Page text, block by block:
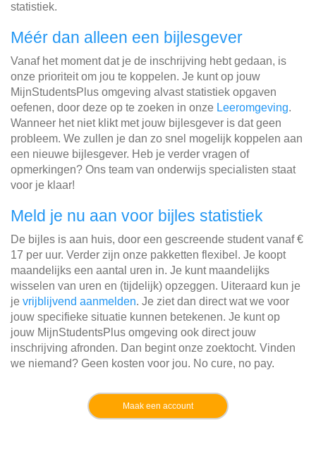
statistiek.
Méér dan alleen een bijlesgever
Vanaf het moment dat je de inschrijving hebt gedaan, is
onze prioriteit om jou te koppelen. Je kunt op jouw
MijnStudentsPlus omgeving alvast statistiek opgaven
oefenen, door deze op te zoeken in onze Leeromgeving.
Wanneer het niet klikt met jouw bijlesgever is dat geen
probleem. We zullen je dan zo snel mogelijk koppelen aan
een nieuwe bijlesgever. Heb je verder vragen of
opmerkingen? Ons team van onderwijs specialisten staat
voor je klaar!
Meld je nu aan voor bijles statistiek
De bijles is aan huis, door een gescreende student vanaf €
17 per uur. Verder zijn onze pakketten flexibel. Je koopt
maandelijks een aantal uren in. Je kunt maandelijks
wisselen van uren en (tijdelijk) opzeggen. Uiteraard kun je
je vrijblijvend aanmelden. Je ziet dan direct wat we voor
jouw specifieke situatie kunnen betekenen. Je kunt op
jouw MijnStudentsPlus omgeving ook direct jouw
inschrijving afronden. Dan begint onze zoektocht. Vinden
we niemand? Geen kosten voor jou. No cure, no pay.
Maak een account